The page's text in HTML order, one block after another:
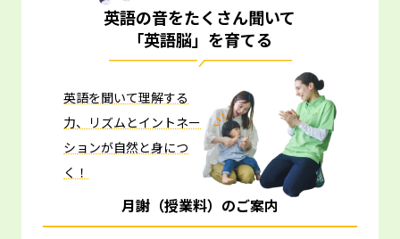
英語の音をたくさん聞いて
「英語脳」を育てる
英語を聞いて理解する
力、リズムとイントネー
ションが自然と身につ
く！
月謝（授業料）のご案内